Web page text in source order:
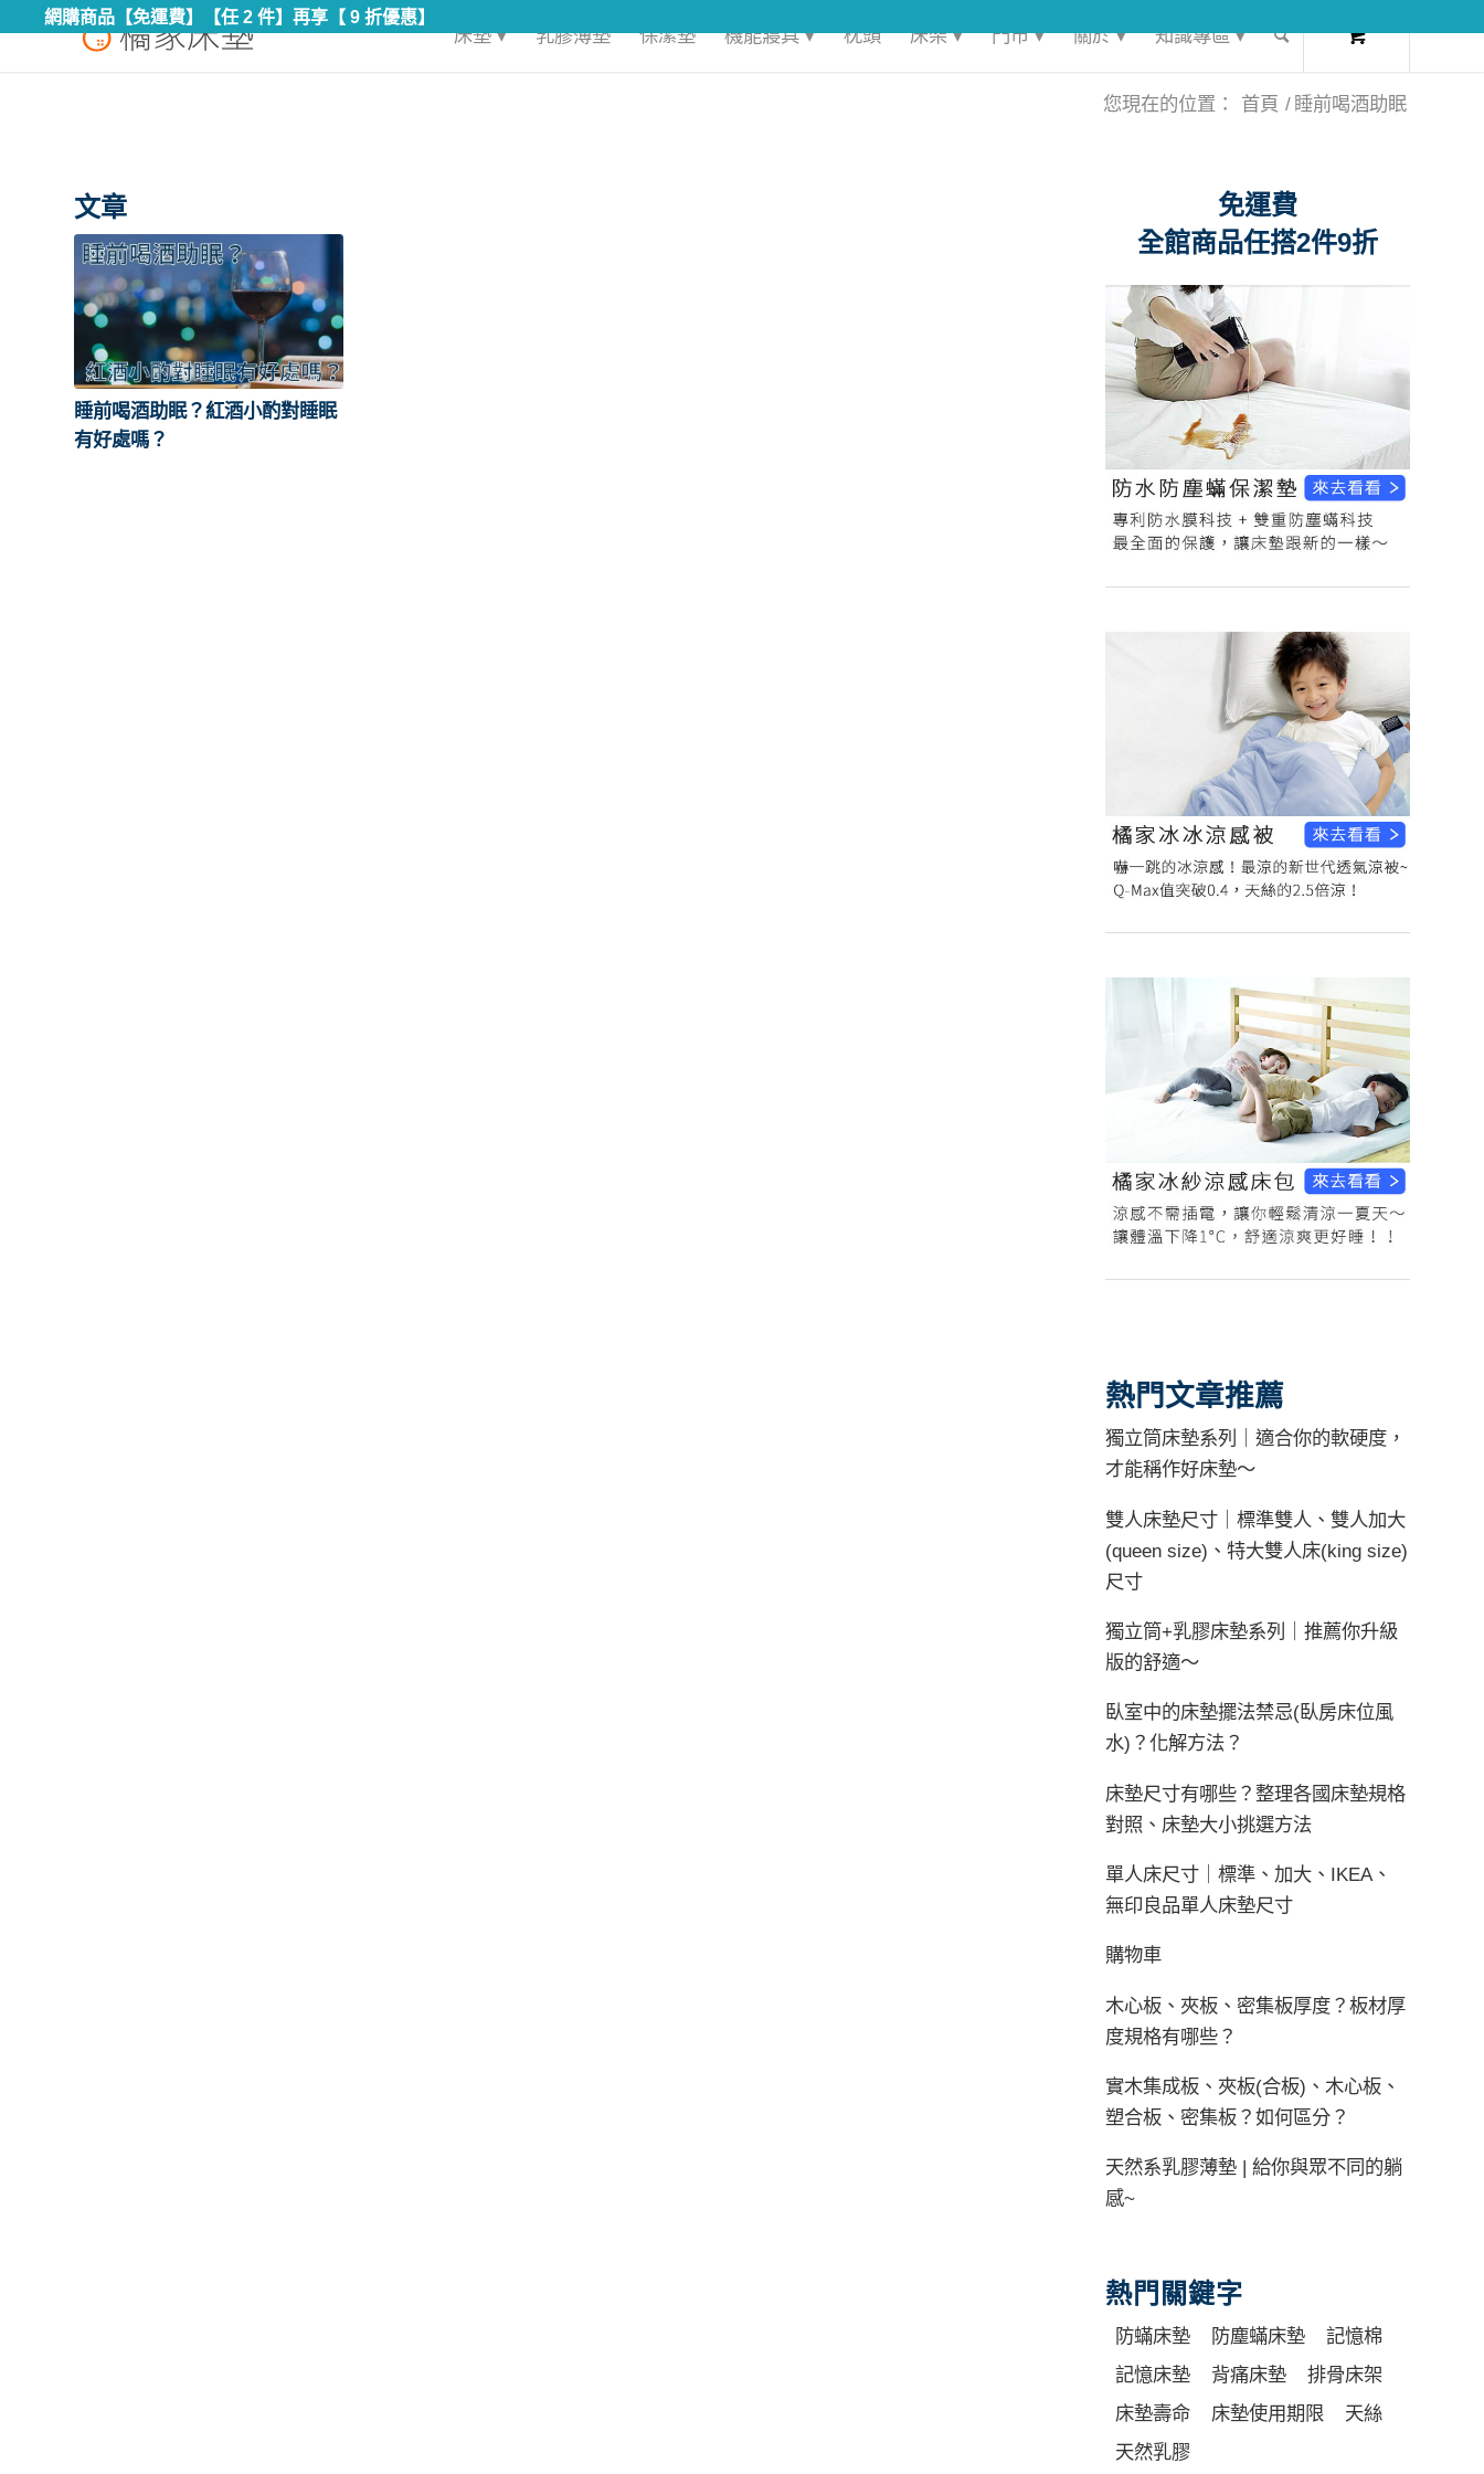
網購商品【免運費】【任 2 件】再享【 9 折優惠】
床墊 ▾ 乳膠薄墊 保潔墊 機能寢具 ▾ 枕頭 床架 ▾ 門市 ▾ 關於 ▾ 知識專區 ▾
您現在的位置： 首頁 / 睡前喝酒助眠
文章
睡前喝酒助眠？紅酒小酌對睡眠
有好處嗎？
免運費
全館商品任搭2件9折
熱門文章推薦
獨立筒床墊系列｜適合你的軟硬度，
才能稱作好床墊～
雙人床墊尺寸｜標準雙人、雙人加大
(queen size)、特大雙人床(king size)
尺寸
獨立筒+乳膠床墊系列｜推薦你升級
版的舒適～
臥室中的床墊擺法禁忌(臥房床位風
水)？化解方法？
床墊尺寸有哪些？整理各國床墊規格
對照、床墊大小挑選方法
單人床尺寸｜標準、加大、IKEA、
無印良品單人床墊尺寸
購物車
木心板、夾板、密集板厚度？板材厚
度規格有哪些？
實木集成板、夾板(合板)、木心板、
塑合板、密集板？如何區分？
天然系乳膠薄墊 | 給你與眾不同的躺
感~
熱門關鍵字
防蟎床墊 防塵蟎床墊
記憶棉
記憶床墊
背痛床墊
排骨床架
床墊壽命
床墊使用期限
天絲
天然乳膠